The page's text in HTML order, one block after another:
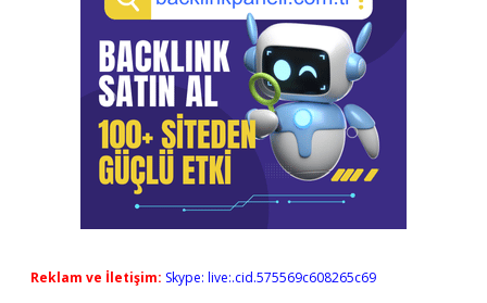
Reklam ve İletişim: Skype: live:.cid.575569c608265c69